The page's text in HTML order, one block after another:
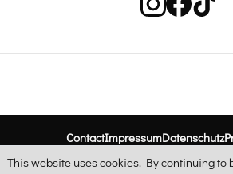
ContactImpressumDatenschutz
This website uses cookies. By continuing to